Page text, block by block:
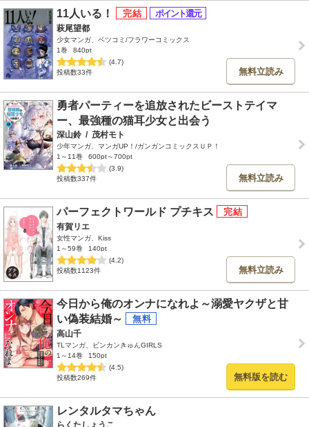
11人いる！
萩尾望都
少女マンガ、ベツコミ/フラワーコミックス
1巻
840pt
(4.7)
投稿数33件
無料立読み
勇者パーティーを追放されたビーストテイマ
ー、最強種の猫耳少女と出会う
深山鈴 / 茂村モト
少年マンガ、マンガUP！/ガンガンコミックスＵＰ！
1～11巻
600pt～700pt
(3.9)
投稿数337件
無料立読み
パーフェクトワールド プチキス
有賀リエ
女性マンガ、Kiss
1～59巻
140pt
(4.2)
投稿数1123件
無料立読み
今日から俺のオンナになれよ～溺愛ヤクザと甘
い偽装結婚～
高山千
TLマンガ、ビンカンきゅんGIRLS
1～14巻
150pt
(4.5)
投稿数269件
無料版を読む
レンタルタマちゃん
らくたしょうこ